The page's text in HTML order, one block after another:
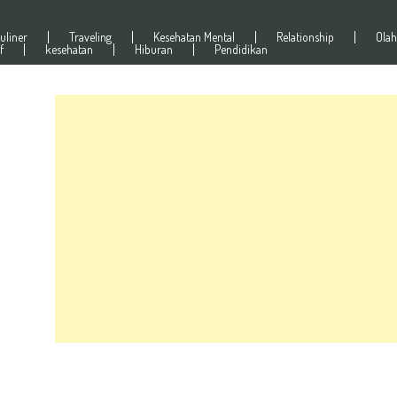
Traveling Kesehatan Mental Relationship
kesehatan Hiburan Pendidikan